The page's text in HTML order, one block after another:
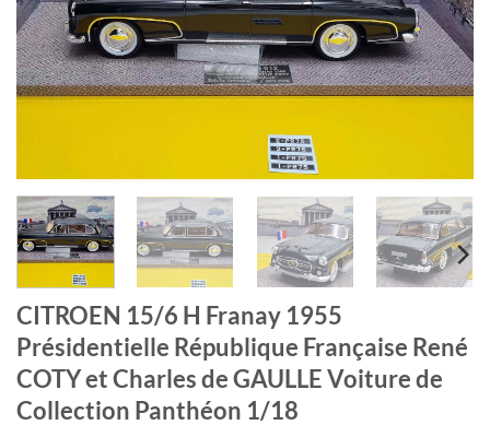
CITROEN 15/6 H Franay 1955
Présidentielle République Française René
COTY et Charles de GAULLE Voiture de
Collection Panthéon 1/18